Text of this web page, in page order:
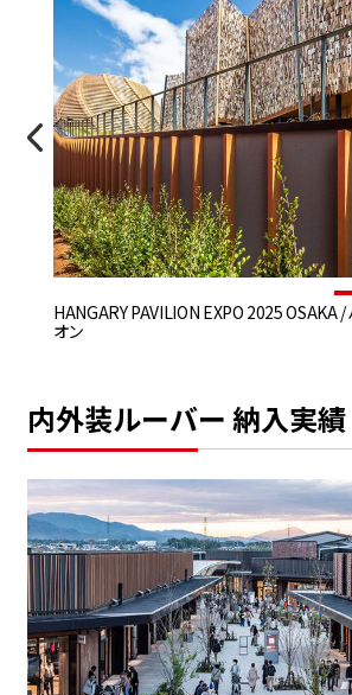
HANGARY PAVILION EXPO 2025 OSAKA /
オン
内外装ルーバー 納入実績